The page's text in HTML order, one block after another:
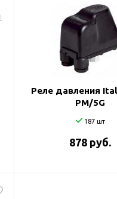
Реле давления
РМ/5G
187 шт
878 руб.